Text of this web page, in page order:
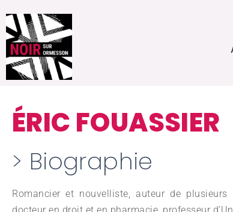
ÉRIC FOUASSIER
> Biographie
Romancier et nouvelliste, auteur de